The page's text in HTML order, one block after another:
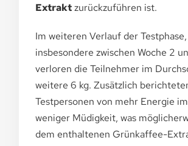
Extraktzurückzuführen ist.
Im weiteren Verlauf der Testphase,
insbesondere zwischen Woche 2
verloren die Teilnehmer im
weitere 6 kg. Zusätzlich
Testpersonen von mehr Energie
weniger Müdigkeit, was
dem enthaltenen Grünkaffee-